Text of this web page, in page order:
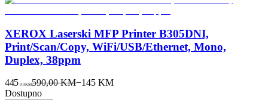
XEROX Laserski MFP Printer B305DNI,
Print/Scan/Copy, WiFi/USB/Ethernet, Mono,
Duplex, 38ppm
445 00KM590,00 KM−145 KM
Dostupno